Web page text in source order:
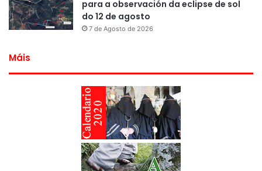
para a observación da eclipse de sol
do 12 de agosto
7 de Agosto de 2026
Máis